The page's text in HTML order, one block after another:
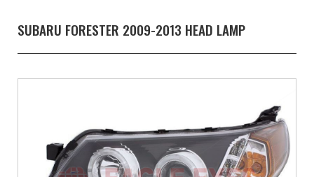
SUBARU FORESTER 2009-2013 HEAD LAMP